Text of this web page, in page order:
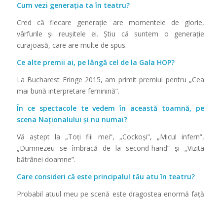
Cum vezi generația ta în teatru?
Cred că fiecare generaţie are momentele de glorie,
vârfurile și reușitele ei. Știu că suntem o generaţie
curajoasă, care are multe de spus.
Ce alte premii ai, pe lângă cel de la Gala HOP?
La Bucharest Fringe 2015, am primit premiul pentru „Cea
mai bună interpretare feminină”.
În ce spectacole te vedem în această toamnă, pe
scena Naționalului și nu numai?
Vă aștept la „Toţi fiii mei”, „Cockoși”, „Micul infern”,
„Dumnezeu se îmbracă de la second-hand” și „Vizita
bătrânei doamne”.
Care consideri că este principalul tău atu în teatru?
Probabil atuul meu pe scenă este dragostea enormă faţă